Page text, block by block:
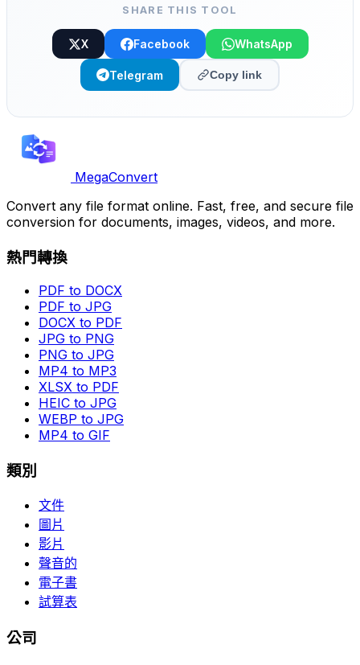
SHARE THIS TOOL
X Facebook WhatsApp
Telegram Copy link
MegaConvert
Convert any file format online. Fast, free, and secure file
conversion for documents, images, videos, and more.
熱門轉換
PDF to DOCX
PDF to JPG
DOCX to PDF
JPG to PNG
PNG to JPG
MP4 to MP3
XLSX to PDF
HEIC to JPG
WEBP to JPG
MP4 to GIF
類別
文件
圖片
影片
聲音的
電子書
試算表
公司